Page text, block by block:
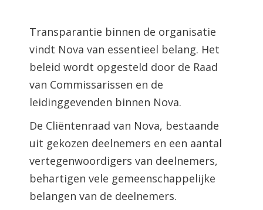
Transparantie binnen de organisatie
vindt Nova van essentieel belang. Het
beleid wordt opgesteld door de Raad
van Commissarissen en de
leidinggevenden binnen Nova.
De Cliëntenraad van Nova, bestaande
uit gekozen deelnemers en een aantal
vertegenwoordigers van deelnemers,
behartigen vele gemeenschappelijke
belangen van de deelnemers.